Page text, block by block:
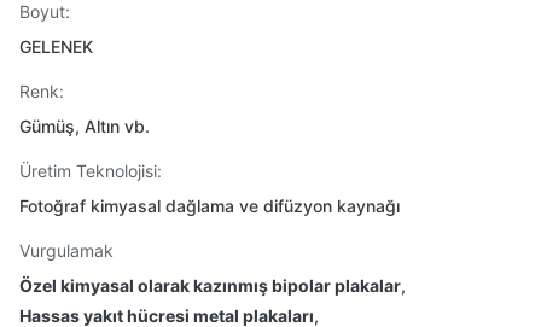
Boyut:
GELENEK
Renk:
Gümüş, Altın vb.
Üretim Teknolojisi:
Fotoğraf kimyasal dağlama ve difüzyon kaynağı
Vurgulamak
Özel kimyasal olarak kazınmış bipolar plakalar,
Hassas yakıt hücresi metal plakaları,